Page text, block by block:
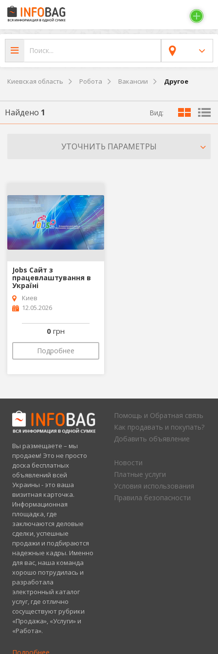
Киевская область Робота Вакансии Другое
Найдено 1 Вид:
УТОЧНИТЬ ПАРАМЕТРЫ
Jobs Сайт з
працевлаштування в
Україні
Киев
12.05.2026
0 грн
Подробнее
Вы размещаете – мы
продаем! Это не просто
доска бесплатных
объявлений всей
Украины - это ваша
визитная карточка.
Информационная
площадка, где
заключаются деловые
сделки, успешные
продажи и подбираются
надежные кадры. Именно
для вас, наша команда
хорошо потрудилась и
разработала
электронный каталог
услуг, где отлично
сосуществуют рубрики
«Продажа», «Услуги» и
«Работа».
Помощь и Обратная связь
Как продавать и покупать?
Добавить объявление
Новости
Платные услуги
Условия использования
Правила безопасности